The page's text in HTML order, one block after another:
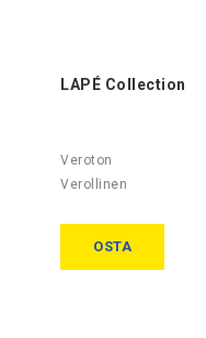
LAPÉ Collection
OSTA